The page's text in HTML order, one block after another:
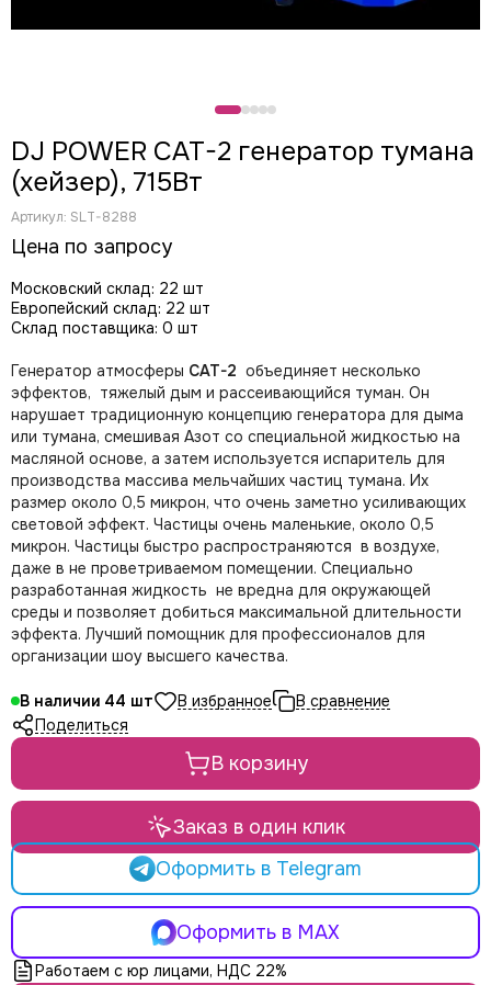
DJ POWER
Fine ART
Elation
ETC
EuroDj
EXE TECHNOLOGY (LITEC)
Global Effects
High End Systems
I LIGHTING
INVOLIGHT
JB LIGHTING
LE MAITRE
Le Mark
LightCraft
Light Sky
Light Union
Look Solutions
LevelUp цепные тали
MAdrix
Magmatic FX
NICOLAUDIE (SUNLITE)
NICOLAUDIE ARCHITECTURAL
OSRAM
Philips
Robert Juliat
DJ POWER CAT-2 генератор тумана
(хейзер), 715Вт
Артикул: SLT-8288
Цена по запросу
Московский склад: 22 шт
Европейский склад: 22 шт
Склад поставщика: 0 шт
Генератор атмосферы CAT-2 объединяет несколько
эффектов, тяжелый дым и рассеивающийся туман. Он
нарушает традиционную концепцию генератора для дыма
или тумана, смешивая Азот со специальной жидкостью на
масляной основе, а затем используется испаритель для
производства массива мельчайших частиц тумана. Их
размер около 0,5 микрон, что очень заметно усиливающих
световой эффект. Частицы очень маленькие, около 0,5
микрон. Частицы быстро распространяются в воздухе,
даже в не проветриваемом помещении. Специально
разработанная жидкость не вредна для окружающей
среды и позволяет добиться максимальной длительности
эффекта. Лучший помощник для профессионалов для
организации шоу высшего качества.
В наличии 44
Поделиться
В корзину
Заказ в один клик
Оформить в Telegram
Оформить в MAX
Работаем с юр лицами, НДС 22%